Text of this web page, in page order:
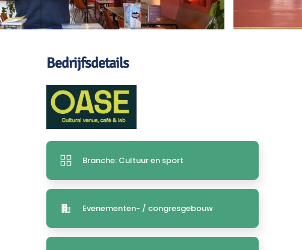
Bedrijfsdetails
Branche: Cultuur en sport
Evenementen- / congresgebouw